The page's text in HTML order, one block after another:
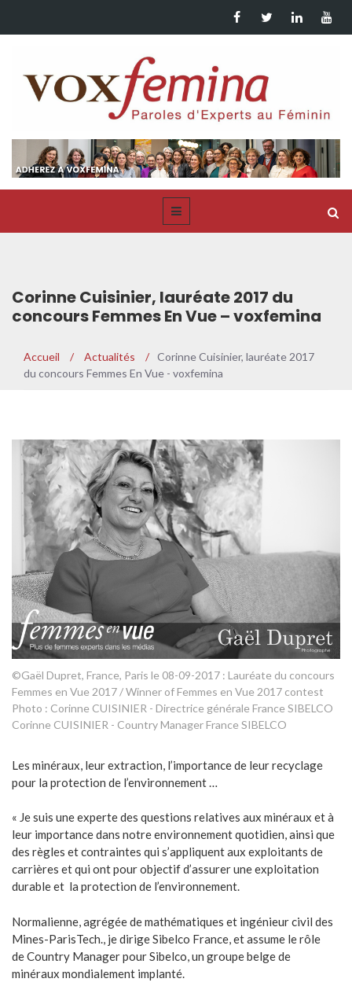
Corinne Cuisinier, lauréate 2017 du
concours Femmes En Vue – voxfemina
Accueil / Actualités / Corinne Cuisinier, lauréate 2017
du concours Femmes En Vue - voxfemina
©Gaël Dupret, France, Paris le 08-09-2017 : Lauréate du concours
Femmes en Vue 2017 / Winner of Femmes en Vue 2017 contest
Photo : Corinne CUISINIER - Directrice générale France SIBELCO
Corinne CUISINIER - Country Manager France SIBELCO
Les minéraux, leur extraction, l’importance de leur recyclage
pour la protection de l’environnement …
« Je suis une experte des questions relatives aux minéraux et à
leur importance dans notre environnement quotidien, ainsi que
des règles et contraintes qui s’appliquent aux exploitants de
carrières et qui ont pour objectif d’assurer une exploitation
durable et la protection de l’environnement.
Normalienne, agrégée de mathématiques et ingénieur civil des
Mines-ParisTech., je dirige Sibelco France, et assume le rôle
de Country Manager pour Sibelco, un groupe belge de
minéraux mondialement implanté.